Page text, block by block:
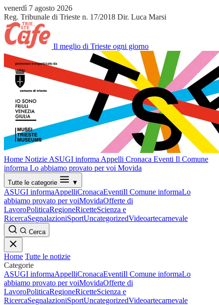
venerdì 7 agosto 2026
Reg. Tribunale di Trieste n. 17/2018 Dir. Luca Marsi
Il meglio di Trieste ogni giorno
Home Notizie ASUGI informa Appelli Cronaca Eventi Il Comune
informa Lo abbiamo provato per voi Movida
Tutte le categorie ▼
ASUGI informaAppelliCronacaEventiIl Comune informaLo
abbiamo provato per voiMovidaOfferte di
LavoroPoliticaRegioneRicetteScienza e
RicercaSegnalazioniSportUncategorizedVideoartecarnevale
Cerca
Home Tutte le notizie
Categorie
ASUGI informaAppelliCronacaEventiIl Comune informaLo
abbiamo provato per voiMovidaOfferte di
LavoroPoliticaRegioneRicetteScienza e
RicercaSegnalazioniSportUncategorizedVideoartecarnevale